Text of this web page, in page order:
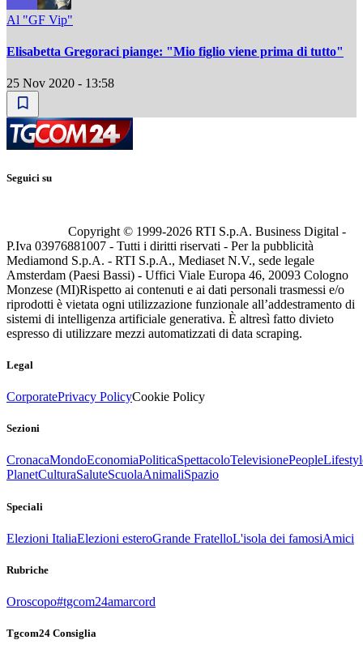
Al "GF Vip"
Elisabetta Gregoraci piange: "Mio figlio viene prima di tutto"
25 Nov 2020 - 13:58
Seguici su
Copyright © 1999-2026 RTI S.p.A. Business Digital -
P.Iva 03976881007 - Tutti i diritti riservati - Per la pubblicità
Mediamond S.p.A. - RTI S.p.A., Mediaset N.V., sede legale
Amsterdam (Paesi Bassi) - Uffici Viale Europa 46, 20093 Cologno
Monzese (MI)Rispetto ai contenuti e ai dati personali trasmessi e/o
riprodotti è vietata ogni utilizzazione funzionale all’addestramento di
sistemi di intelligenza artificiale generativa. È altresì fatto divieto
espresso di utilizzare mezzi automatizzati di data scraping.
Legal
CorporatePrivacy PolicyCookie Policy
Sezioni
CronacaMondoEconomiaPoliticaSpettacoloTelevisionePeople
PlanetCulturaSaluteScuolaAnimaliSpazio
Speciali
Elezioni ItaliaElezioni esteroGrande FratelloL'isola dei famosiAmici
Rubriche
Oroscopo#tgcom24amarcord
Tgcom24 Consiglia